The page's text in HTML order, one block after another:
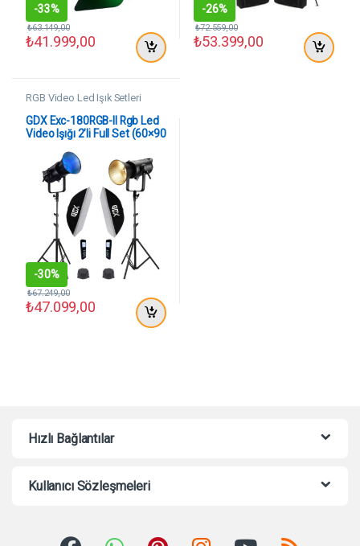
-33%
₺41.999,00
₺63.149,00
-26%
₺53.399,00
₺72.559,00
RGB Video Led Işık Setleri
GDX Exc-180RGB-II Rgb Led
Video Işığı 2’li Full Set (60×90
Ayağı)
-30%
₺47.099,00
₺67.249,00
Hızlı Bağlantılar
Kullanıcı Sözleşmeleri